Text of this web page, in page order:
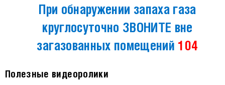
При обнаружении запаха газа
круглосуточно ЗВОНИТЕ вне
загазованных помещений 104
Полезные видеоролики